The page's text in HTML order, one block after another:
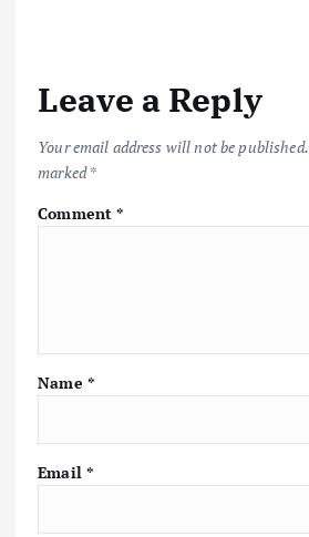
Leave a Reply
Your email address will not be published.
marked*
Comment*
Name *
Email *